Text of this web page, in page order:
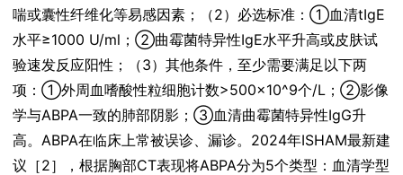
喘或囊性纤维化等易感因素；（2）必选标准：①血清tIgE
水平≥1000 U/ml；②曲霉菌特异性IgE水平升高或皮肤试
验速发反应阳性；（3）其他条件，至少需要满足以下两
项：①外周血嗜酸性粒细胞计数>500×10^9个/L；②影像
学与ABPA一致的肺部阴影；③血清曲霉菌特异性IgG升
高。ABPA在临床上常被误诊、漏诊。2024年ISHAM最新建
议［2］，根据胸部CT表现将ABPA分为5个类型：血清学型